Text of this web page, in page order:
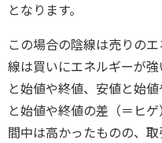
となります。
この場合の陰線は売りの
線は買いにエネルギーが
と始値や終値、安値と始
と始値や終値の差（＝ヒ
間中は高かったものの、